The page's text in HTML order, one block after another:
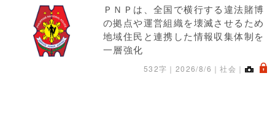
ＰＮＰは、全国で横行する違法賭博
の拠点や運営組織を壊滅させるため
地域住民と連携した情報収集体制を
一層強化
532字｜ 2026/8/6 ｜社会｜ .